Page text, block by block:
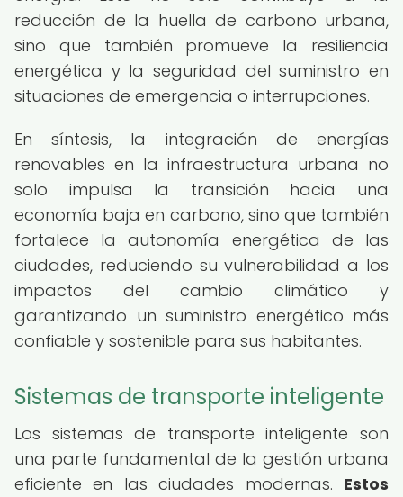
reducción de la huella de carbono urbana,
sino que también promueve la resiliencia
energética y la seguridad del suministro en
situaciones de emergencia o interrupciones.
En síntesis, la integración de energías
renovables en la infraestructura urbana no
solo impulsa la transición hacia una
economía baja en carbono, sino que también
fortalece la autonomía energética de las
ciudades, reduciendo su vulnerabilidad a los
impactos del cambio climático y
garantizando un suministro energético más
confiable y sostenible para sus habitantes.
Sistemas de transporte inteligente
Los sistemas de transporte inteligente son
una parte fundamental de la gestión urbana
eficiente en las ciudades modernas. Estos